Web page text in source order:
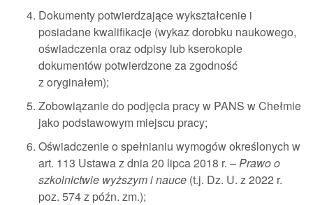
Dokumenty potwierdzające wykształcenie i
posiadane kwalifikacje (wykaz dorobku naukowego,
oświadczenia oraz odpisy lub kserokopie
dokumentów potwierdzone za zgodność
z oryginałem);
Zobowiązanie do podjęcia pracy w PANS w Chełmie
jako podstawowym miejscu pracy;
Oświadczenie o spełnianiu wymogów określonych w
art. 113 Ustawa z dnia 20 lipca 2018 r. –Prawo o
szkolnictwie wyższym i nauce (t.j. Dz. U. z 2022 r.
poz. 574 z późn. zm.);